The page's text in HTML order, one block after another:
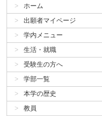
ホーム
出願者マイページ
学内メニュー
生活・就職
受験生の方へ
学部一覧
本学の歴史
教員